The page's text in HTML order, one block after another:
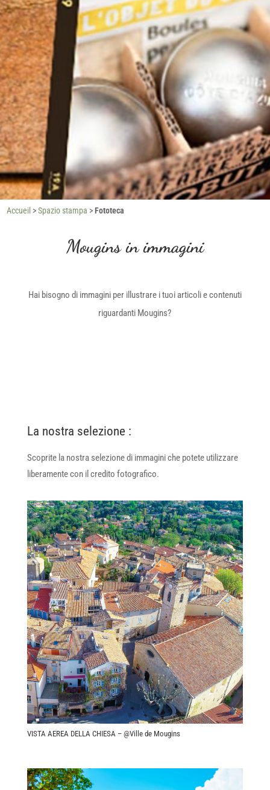
Accueil >Spazio stampa >Fototeca
Mougins in immagini
Hai bisogno di immagini per illustrare i tuoi articoli e contenuti
riguardanti Mougins?
La nostra selezione :
Scoprite la nostra selezione di immagini che potete utilizzare
liberamente con il credito fotografico.
VISTA AEREA DELLA CHIESA – @Ville de Mougins